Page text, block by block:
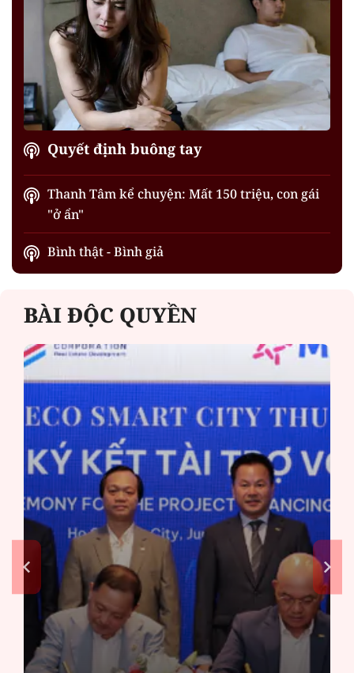
Quyết định buông tay
Thanh Tâm kể chuyện: Mất 150 triệu, con gái
"ở ẩn"
Bình thật - Bình giả
BÀI ĐỘC QUYỀN